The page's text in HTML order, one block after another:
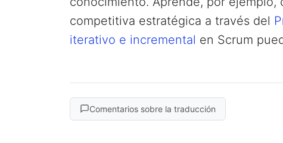
competitiva estratégica a través del
iterativo e incremental en Scrum
Comentarios sobre la traducción